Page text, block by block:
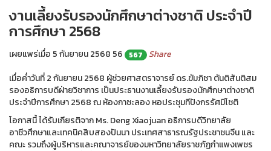
งานเลี้ยงรับรองนักศึกษาต่างชาติ ประจำปี
การศึกษา 2568
เผยแพร่เมื่อ 5 กันยายน 2568 56 567
Share
เมื่อค่ำวันที่ 2 กันยายน 2568 ผู้ช่วยศาสตราจารย์ ดร.ฆัมภิชา ตันติสันติสม
รองอธิการบดีฝ่ายวิชาการ เป็นประธานงานเลี้ยงรับรองนักศึกษาต่างชาติ
ประจำปีการศึกษา 2568 ณ ห้องกาซะลอง หอประชุมทีปังกรรัศมีโชติ
โอกาสนี้ ได้รับเกียรติจาก Ms. Deng Xiaojuan อธิการบดีวิทยาลัย
อาชีวศึกษาและเทคนิคสิบสองปันนา ประเทศสาธารณรัฐประชาชนจีน และ
คณะ รวมถึงผู้บริหารและคณาจารย์ของมหาวิทยาลัยราชภัฏกำแพงเพชร